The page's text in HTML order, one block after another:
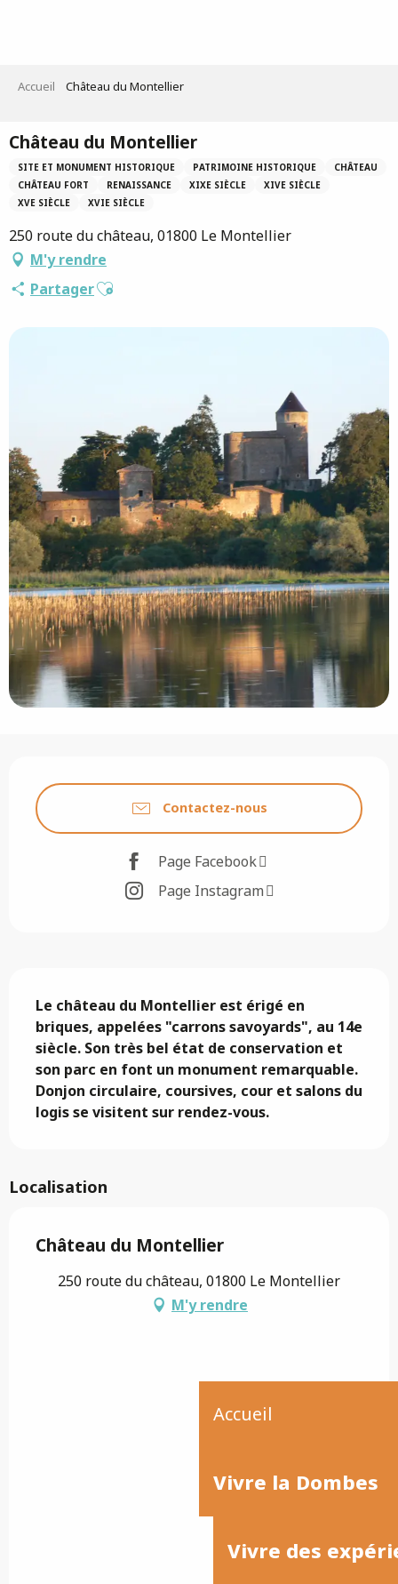
Accueil
Vivre la Dombes
Vivre des
Accueil Château du Montellier
Château du Montellier
SITE ET MONUMENT HISTORIQUE PATRIMOINE HISTORIQUE
CHÂTEAU
CHÂTEAU FORT
RENAISSANCE XIXE SIÈCLE
XIVE SIÈCLE
XVE SIÈCLE
XVIE SIÈCLE
250 route du château, 01800 Le Montellier
M'y rendre
PartagerAjouter aux favoris
Contactez-nous
Page Facebook
Page Instagram
Le château du Montellier est érigé en
briques, appelées "carrons savoyards", au 14e
siècle. Son très bel état de conservation et
son parc en font un monument remarquable.
Donjon circulaire, coursives, cour et salons du
logis se visitent sur rendez-vous.
Localisation
Château du Montellier
250 route du château, 01800 Le Montellier
M'y rendre